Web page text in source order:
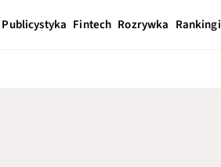
Publicystyka Fintech Rozrywka Rankingi